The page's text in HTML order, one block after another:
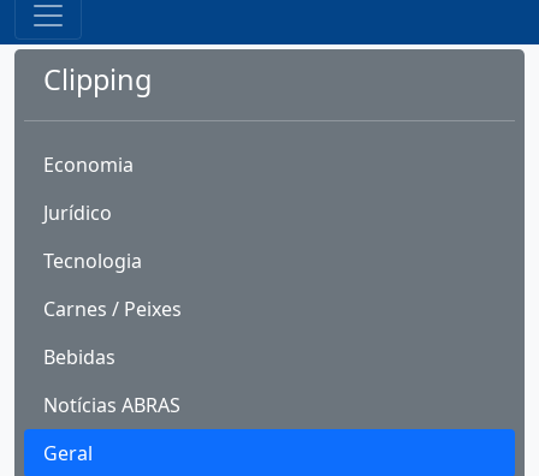
Clipping
Economia
Jurídico
Tecnologia
Carnes / Peixes
Bebidas
Notícias ABRAS
Geral